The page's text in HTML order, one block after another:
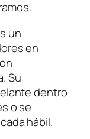
un
en
Su
dentro
o se
hábil.